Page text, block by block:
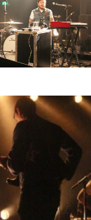
BOB DE
RICHARD
SASKIA
ANNA
MARTSEN
ARSEN
ERYN
ESTHER
ELINE
KAREN
ARNOUD